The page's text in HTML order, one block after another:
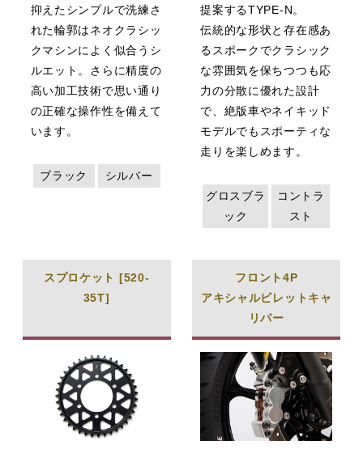
抑えたシンプルで洗練さ
れた輪郭はネオクラシッ
クマシンによく似合うシ
ルエット。さらに精度の
高い加工技術で思い通り
の正確な操作性を備えて
います。
ブラック シルバー
提案するTYPE-N。
伝統的な形状と存在感あ
るスポークでクラシック
な雰囲気を保ちつつも応
力の分散に優れた設計
で、絶版車やネイキッド
モデルでもスポーティな
走りを楽しめます。
グロスブラ
ック
コントラ
スト
スプロケット [520-
35T]
フロント4P
アキシャルビレットキャ
リパー